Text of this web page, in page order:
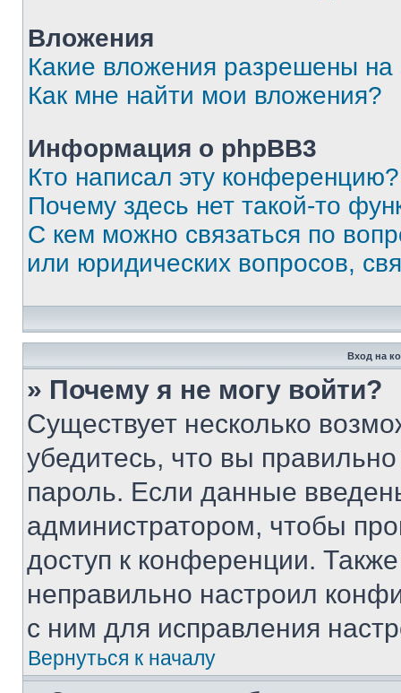
Вложения
Какие вложения разрешены
Как мне найти мои вложения?
Информация о phpBB3
Кто написал эту конференцию?
Почему здесь нет такой-то
С кем можно связаться по
или юридических вопросов,
Вход на
» Почему я не могу войти?
Существует несколько
убедитесь, что вы
пароль. Если данные
администратором, чтобы
доступ к конференции.
неправильно настроил
с ним для исправления
Вернуться к началу